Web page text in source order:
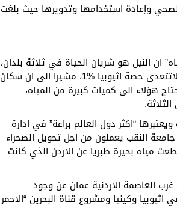
وإعادة استخدامها وتدويرها حيث بلغت
ان النيل هو شريان الحياة في ثلاثة بلدان،
هي السودان واثيوبيا ومصر التي تستخدم الان %98 من مياهه، فيما لاتتعدى حصة اثيوبيا %1، مشيرا الى ان سكان
الى 120 مليون نسمة، وسيحتاج هؤلاء الى كميات كبيرة من المياه،
“اكثر دول العالم براعة” في ادارة
النقب يعملون من اجل تحويل الصحراء
مياه بحيرة طبريا عن الاردن الذي كانت
المياه الاقليمي في الشونة الواقعة على بعد55 كلم غرب العاصمة الاردنية عمان عن وجود
وكينيا ومشروع قناة البحرين “الاحمر